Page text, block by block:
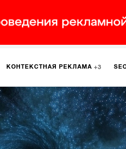
КОНТЕКСТНАЯ РЕКЛАМА 3
ПРОГРАММИРОВАНИЕ 1
ИНТРАНЕТ МОНИТОРИНГ